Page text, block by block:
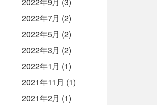
2022年7月 (2)
2022年5月 (2)
2022年3月 (2)
2022年1月 (1)
2021年11月 (1)
2021年2月 (1)